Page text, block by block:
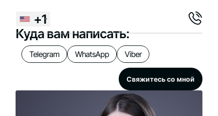
+1
Куда вам написать:
Telegram WhatsApp Viber